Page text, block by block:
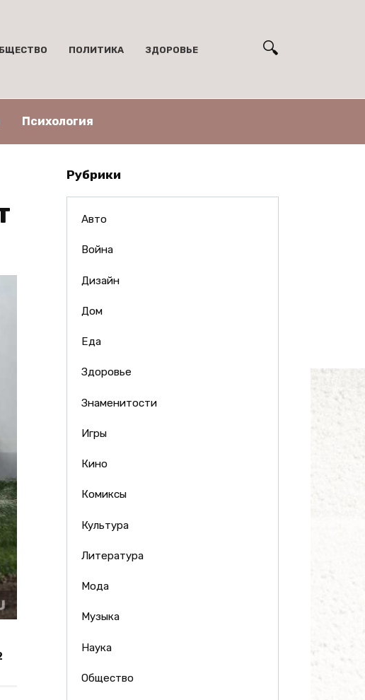
ПОЛИТИКА ЗДОРОВЬЕ
Психология
Рубрики
Авто
Война
Дизайн
Дом
Еда
Здоровье
Знаменитости
Игры
Кино
Комиксы
Культура
Литература
Мода
Музыка
Наука
Общество